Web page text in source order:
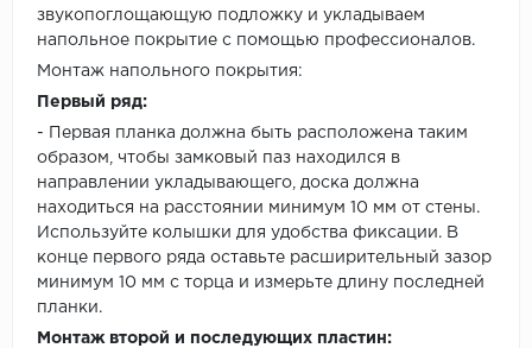
звукопоглощающую подложку и укладываем
напольное покрытие с помощью профессионалов.
Монтаж напольного покрытия:
Первый ряд:
- Первая планка должна быть расположена таким
образом, чтобы замковый паз находился в
направлении укладывающего, доска должна
находиться на расстоянии минимум 10 мм от стены.
Используйте колышки для удобства фиксации. В
конце первого ряда оставьте расширительный зазор
минимум 10 мм с торца и измерьте длину последней
планки.
Монтаж второй и последующих пластин: